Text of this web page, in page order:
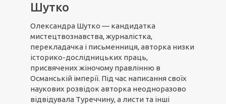
Шутко
Олександра Шутко — кандидатка
мистецтвознавства, журналістка,
перекладачка і письменниця, авторка низки
історико-дослідницьких праць,
присвячених жіночому правлінню в
Османській імперії. Під час написання своїх
наукових розвідок авторка неодноразово
відвідувала Туреччину, а листи та інші